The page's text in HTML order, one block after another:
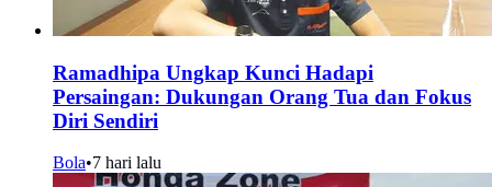
Ramadhipa Ungkap Kunci Hadapi
Persaingan: Dukungan Orang Tua dan Fokus
Diri Sendiri
Bola•7 hari lalu